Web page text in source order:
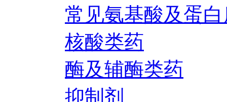
常见氨基酸及蛋
核酸类药
酶及辅酶类药
抑制剂